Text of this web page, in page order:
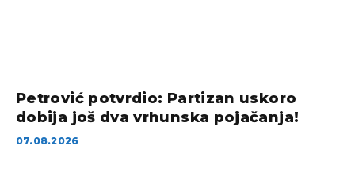
Petrović potvrdio: Partizan uskoro
dobija još dva vrhunska pojačanja!
07.08.2026